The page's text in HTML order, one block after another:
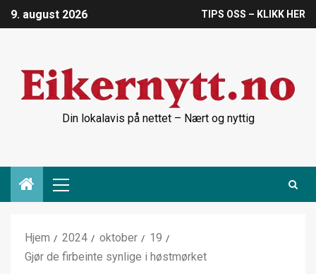
9. august 2026 TIPS OSS – KLIKK HER
Din lokalavis på nettet – Nært og nyttig
Hjem 2024 oktober
19
Gjør de firbeinte synlige i høstmørket